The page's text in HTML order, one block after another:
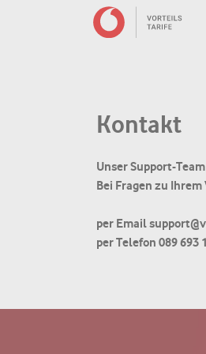
Kontakt
Unser Support-
Bei Fragen zu
per Email
per Telefon 089 693